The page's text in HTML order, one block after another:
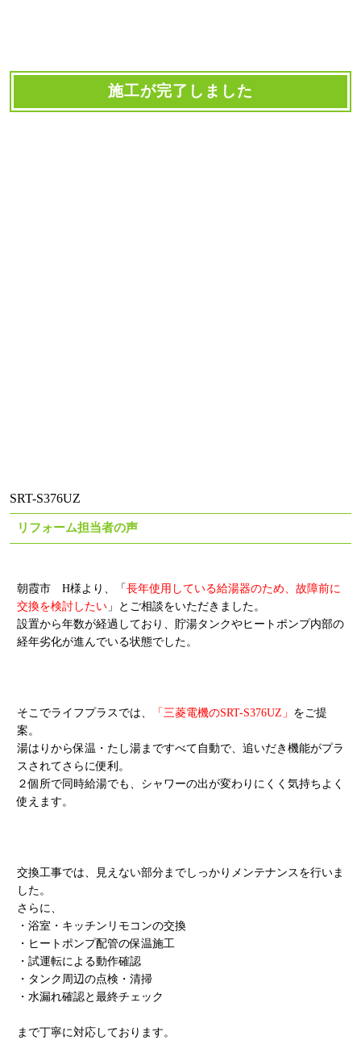
施工が完了しました
SRT-S376UZ
リフォーム担当者の声
朝霞市 H様より、「長年使用している給湯器のため、故障前に
交換を検討したい」とご相談をいただきました。
設置から年数が経過しており、貯湯タンクやヒートポンプ内部の
経年劣化が進んでいる状態でした。
そこでライフプラスでは、 「三菱電機のSRT-S376UZ」 をご提
案。
湯はりから保温・たし湯まですべて自動で、追いだき機能がプラ
スされてさらに便利。
２個所で同時給湯でも、シャワーの出が変わりにくく気持ちよく
使えます。
交換工事では、見えない部分までしっかりメンテナンスを行いま
した。
さらに、
・浴室・キッチンリモコンの交換
・ヒートポンプ配管の保温施工
・試運転による動作確認
・タンク周辺の点検・清掃
・水漏れ確認と最終チェック
まで丁寧に対応しております。